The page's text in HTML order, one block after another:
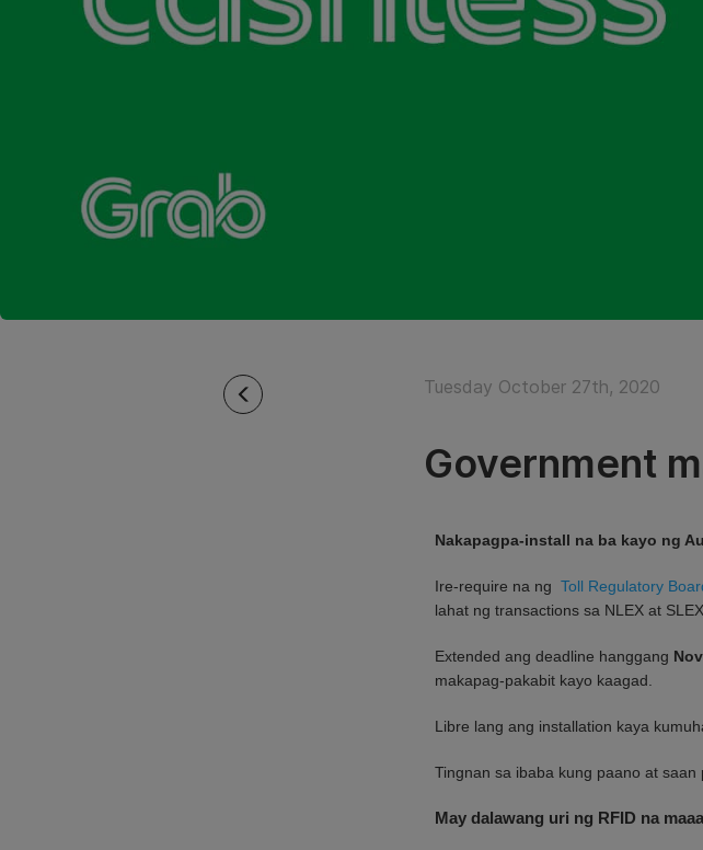
Tuesday October 27th, 2020
Government
Nakapagpa-install na ba kayo ng
Ire-require na ng Toll Regulatory
lahat ng transactions sa NLEX at
Extended ang deadline hanggang
makapag-pakabit kayo kaagad.
Libre lang ang installation kaya
Tingnan sa ibaba kung paano at
May dalawang uri ng RFID na